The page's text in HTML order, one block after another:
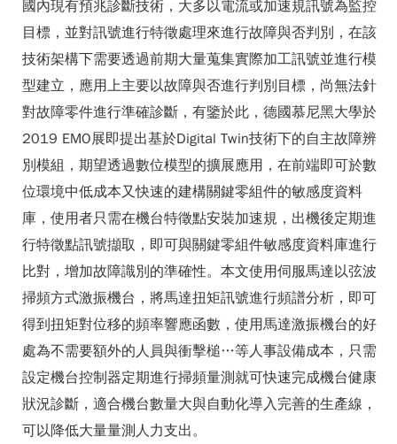
國內現有預兆診斷技術，大多以電流或加速規訊號為監控
目標，並對訊號進行特徵處理來進行故障與否判別，在該
技術架構下需要透過前期大量蒐集實際加工訊號並進行模
型建立，應用上主要以故障與否進行判別目標，尚無法針
對故障零件進行準確診斷，有鑒於此，德國慕尼黑大學於
2019 EMO展即提出基於Digital Twin技術下的自主故障辨
別模組，期望透過數位模型的擴展應用，在前端即可於數
位環境中低成本又快速的建構關鍵零組件的敏感度資料
庫，使用者只需在機台特徵點安裝加速規，出機後定期進
行特徵點訊號擷取，即可與關鍵零組件敏感度資料庫進行
比對，增加故障識別的準確性。本文使用伺服馬達以弦波
掃頻方式激振機台，將馬達扭矩訊號進行頻譜分析，即可
得到扭矩對位移的頻率響應函數，使用馬達激振機台的好
處為不需要額外的人員與衝擊槌…等人事設備成本，只需
設定機台控制器定期進行掃頻量測就可快速完成機台健康
狀況診斷，適合機台數量大與自動化導入完善的生產線，
可以降低大量量測人力支出。